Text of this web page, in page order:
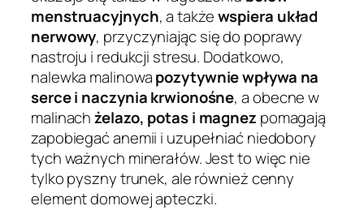
menstruacyjnych, a takżewspiera układ
nerwowy, przyczyniając się do poprawy
nastroju i redukcji stresu. Dodatkowo,
nalewka malinowapozytywnie wpływa na
serce i naczynia krwionośne, a obecne w
malinachżelazo, potas i magnez pomagają
zapobiegać anemii i uzupełniać niedobory
tych ważnych minerałów. Jest to więc nie
tylko pyszny trunek, ale również cenny
element domowej apteczki.